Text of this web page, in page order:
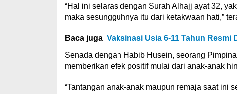
“Hal ini selaras dengan Surah Alhajj ayat 32,
maka sesungguhnya itu dari ketakwaan hati,”
Baca juga Vaksinasi Usia 6-11 Tahun Resmi
Senada dengan Habib Husein, seorang
memberikan efek positif mulai dari anak-anak
“Tantangan anak-anak maupun remaja saat ini